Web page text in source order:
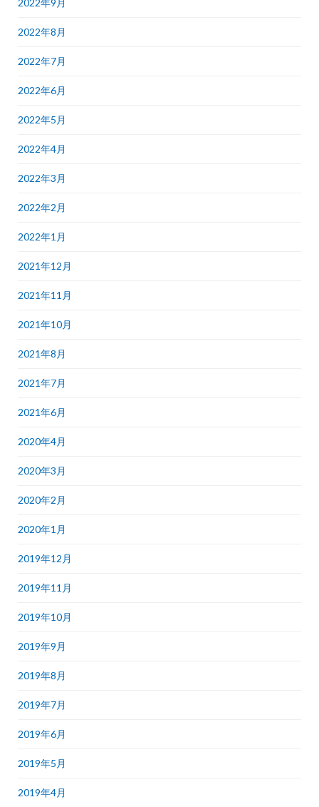
2022年8月
2022年7月
2022年6月
2022年5月
2022年4月
2022年3月
2022年2月
2022年1月
2021年12月
2021年11月
2021年10月
2021年8月
2021年7月
2021年6月
2020年4月
2020年3月
2020年2月
2020年1月
2019年12月
2019年11月
2019年10月
2019年9月
2019年8月
2019年7月
2019年6月
2019年5月
2019年4月